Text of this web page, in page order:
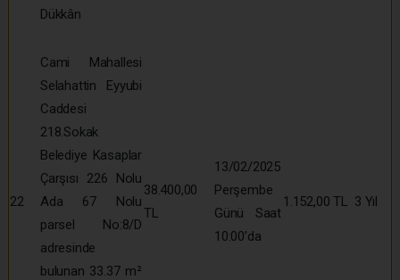
Dükkân
22
Cami Mahallesi
Selahattin Eyyubi
Caddesi
218.Sokak
Belediye Kasaplar
Çarşısı 226 Nolu
Ada 67 Nolu
parsel No:8/D
adresinde
bulunan 33.37 m²
38.400,00
TL
13/02/2025
Perşembe
Günü Saat
10:00’da
1.152,00 TL 3 Yıl